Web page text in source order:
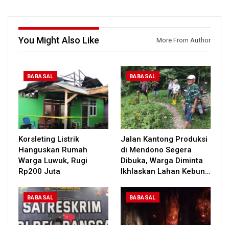
You Might Also Like More From Author
BABASAL
Korsleting Listrik
Hanguskan Rumah
Warga Luwuk, Rugi
Rp200 Juta
BABASAL
Jalan Kantong Produksi
di Mendono Segera
Dibuka, Warga Diminta
Ikhlaskan Lahan Kebun…
BABASAL BABASAL